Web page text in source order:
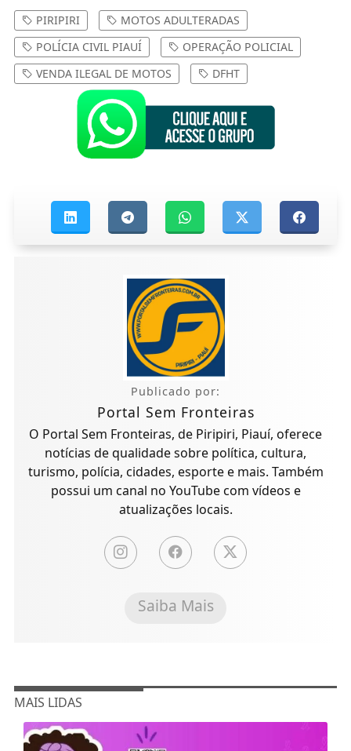
PIRIPIRI
MOTOS ADULTERADAS
POLÍCIA CIVIL PIAUÍ
OPERAÇÃO POLICIAL
VENDA ILEGAL DE MOTOS
DFHT
Publicado por:
Portal Sem Fronteiras
O Portal Sem Fronteiras, de Piripiri, Piauí, oferece
notícias de qualidade sobre política, cultura,
turismo, polícia, cidades, esporte e mais. Também
possui um canal no YouTube com vídeos e
atualizações locais.
Saiba Mais
MAIS LIDAS